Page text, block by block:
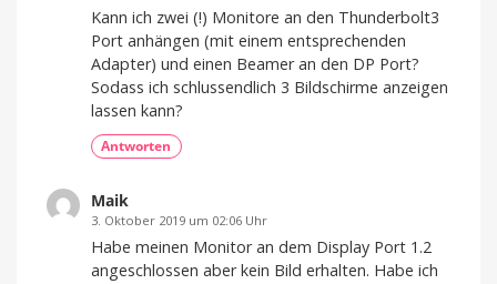
Kann ich zwei (!) Monitore an den Thunderbolt3
Port anhängen (mit einem entsprechenden
Adapter) und einen Beamer an den DP Port?
Sodass ich schlussendlich 3 Bildschirme anzeigen
lassen kann?
Antworten
Maik
3. Oktober 2019 um 02:06 Uhr
Habe meinen Monitor an dem Display Port 1.2
angeschlossen aber kein Bild erhalten. Habe ich